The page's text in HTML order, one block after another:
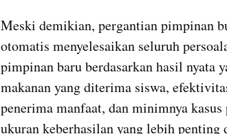
Meski demikian, pergantian pimpinan
otomatis menyelesaikan seluruh
pimpinan baru berdasarkan hasil nyata
makanan yang diterima siswa,
penerima manfaat, dan minimnya
ukuran keberhasilan yang lebih penting